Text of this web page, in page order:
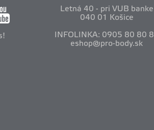
Letná 40 - pri VUB banke
040 01 Košice
INFOLINKA: 0905 80 80
eshop@pro-body.sk